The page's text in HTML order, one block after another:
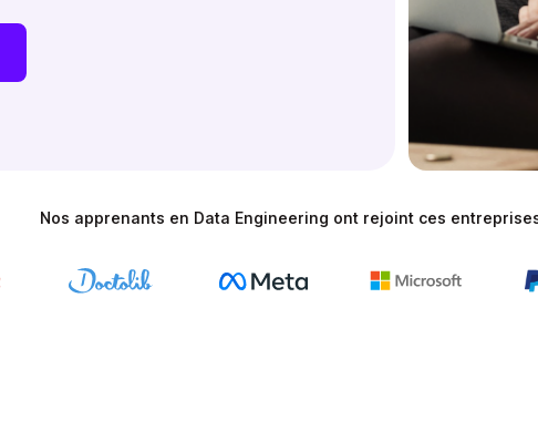
Nos apprenants en Data Engineering ont rejoint ces